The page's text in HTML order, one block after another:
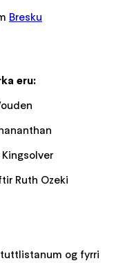
Bresku
eru:
Ruth Ozeki
og fyrri